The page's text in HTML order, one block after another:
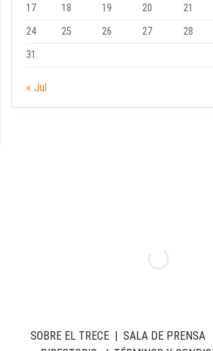
17
18 19 20 21
24
25 26 27 28
31
« Jul
SOBRE EL TRECE| SALA DE PRENSA